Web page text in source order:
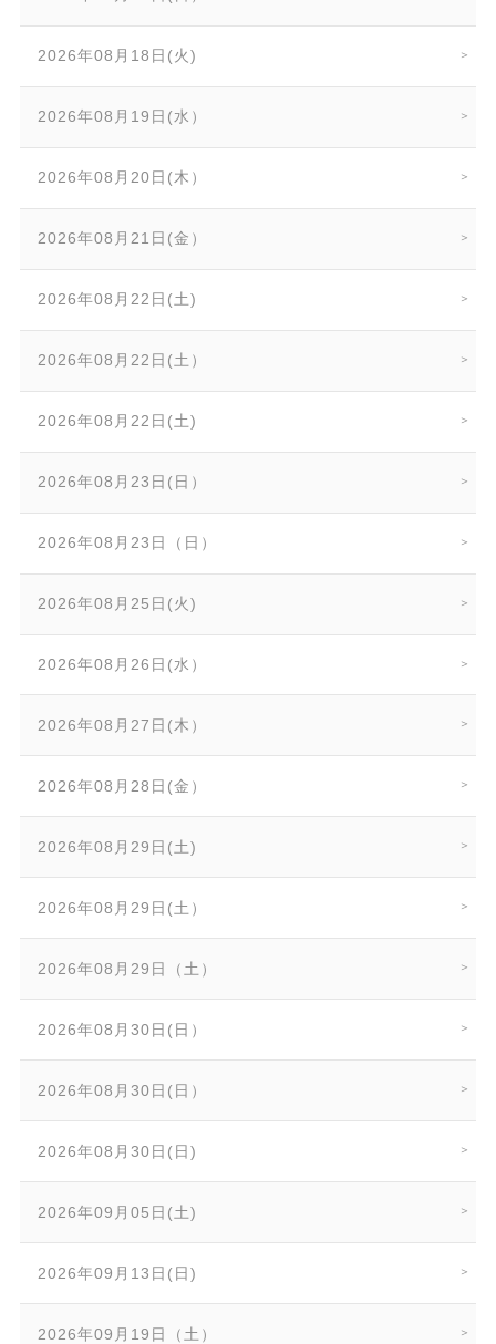
2026年08月18日(火)
2026年08月19日(水）
2026年08月20日(木）
2026年08月21日(金）
2026年08月22日(土)
2026年08月22日(土）
2026年08月22日(土)
2026年08月23日(日）
2026年08月23日（日）
2026年08月25日(火)
2026年08月26日(水）
2026年08月27日(木）
2026年08月28日(金）
2026年08月29日(土)
2026年08月29日(土）
2026年08月29日（土）
2026年08月30日(日）
2026年08月30日(日）
2026年08月30日(日)
2026年09月05日(土)
2026年09月13日(日)
2026年09月19日（土）